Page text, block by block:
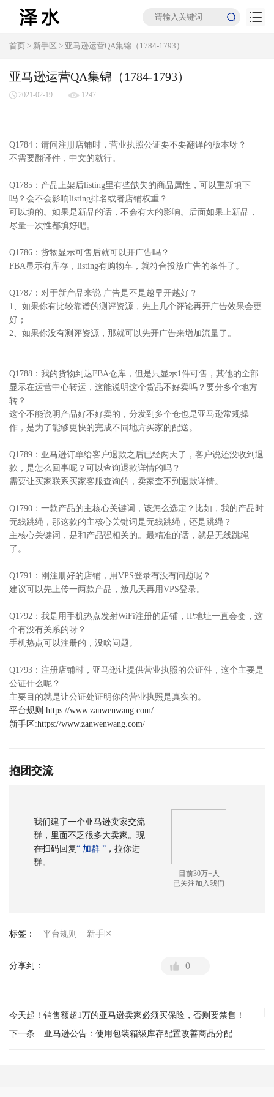
首页 > 新手区 > 亚马逊运营QA集锦（1784-1793）
亚马逊运营QA集锦（1784-1793）
2021-02-19 1247
Q1784：请问注册店铺时，营业执照公证要不要翻译的版本呀？
不需要翻译件，中文的就行。
Q1785：产品上架后listing里有些缺失的商品属性，可以重新填下
吗？会不会影响listing排名或者店铺权重？
可以填的。如果是新品的话，不会有大的影响。后面如果上新品，
尽量一次性都填好吧。
Q1786：货物显示可售后就可以开广告吗？
FBA显示有库存，listing有购物车，就符合投放广告的条件了。
Q1787：对于新产品来说 广告是不是越早开越好？
1、如果你有比较靠谱的测评资源，先上几个评论再开广告效果会更
好；
2、如果你没有测评资源，那就可以先开广告来增加流量了。
Q1788：我的货物到达FBA仓库，但是只显示1件可售，其他的全部
显示在运营中心转运，这能说明这个货品不好卖吗？要分多个地方
转？
这个不能说明产品好不好卖的，分发到多个仓也是亚马逊常规操
作，是为了能够更快的完成不同地方买家的配送。
Q1789：亚马逊订单给客户退款之后已经两天了，客户说还没收到退
款，是怎么回事呢？可以查询退款详情的吗？
需要让买家联系买家客服查询的，卖家查不到退款详情。
Q1790：一款产品的主核心关键词，该怎么选定？比如，我的产品时
无线跳绳，那这款的主核心关键词是无线跳绳，还是跳绳？
主核心关键词，是和产品强相关的。最精准的话，就是无线跳绳
了。
Q1791：刚注册好的店铺，用VPS登录有没有问题呢？
建议可以先上传一两款产品，放几天再用VPS登录。
Q1792：我是用手机热点发射WiFi注册的店铺，IP地址一直会变，这
个有没有关系的呀？
手机热点可以注册的，没啥问题。
Q1793：注册店铺时，亚马逊让提供营业执照的公证件，这个主要是
公证什么呢？
主要目的就是让公证处证明你的营业执照是真实的。
平台规则 :https://www.zanwenwang.com/
新手区 :https://www.zanwenwang.com/
抱团交流
我们建了一个亚马逊卖家交流
群，里面不乏很多大卖家。现
在扫码回复“ 加群 ” ，拉你进
群。
目前30万+人
已关注加入我们
标签： 平台规则 新手区
分享到： 0
今天起！销售额超1万的亚马逊卖家必须买保险，否则要禁售！
上一条
亚马逊公告：使用包装箱级库存配置改善商品分配
下一条